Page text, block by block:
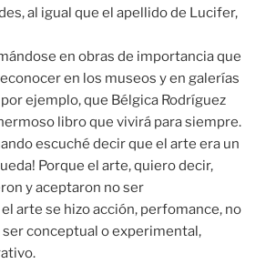
al igual que el apellido de Lucifer,
en obras de importancia que
en los museos y en galerías
ejemplo, que Bélgica Rodríguez
libro que vivirá para siempre.
escuché decir que el arte era un
Porque el arte, quiero decir,
y aceptaron no ser
arte se hizo acción, perfomance, no
ser conceptual o experimental,